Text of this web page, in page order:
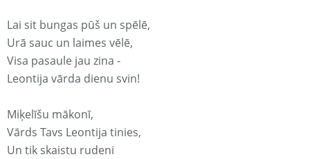
Lai sit bungas pūš un spēlē,
Urā sauc un laimes vēlē,
Visa pasaule jau zina -
Leontija vārda dienu svin!
Miķelīšu mākonī,
Vārds Tavs Leontija tinies,
Un tik skaistu rudeni